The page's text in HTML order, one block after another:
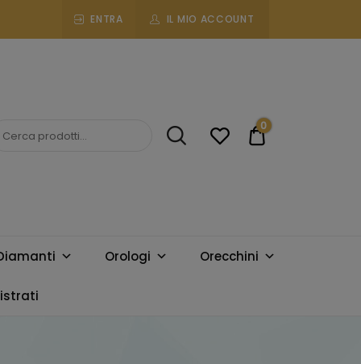
ENTRA IL MIO ACCOUNT
€0.00
0
Orologi Orecchini